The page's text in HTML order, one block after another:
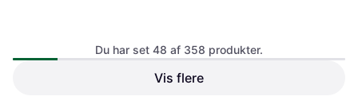
4.5 Portal 2 Xbox 360
Du har set 48 af 358 produkter.
Vis flere